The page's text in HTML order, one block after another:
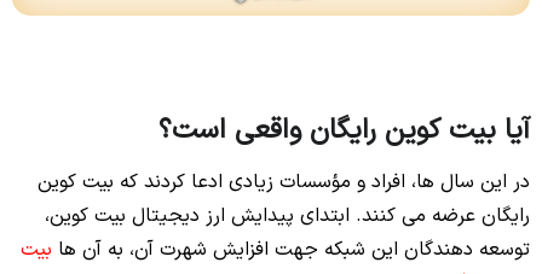
آیا بیت کوین رایگان واقعی است؟
در این سال ها، افراد و مؤسسات زیادی ادعا کردند که بیت کوین
رایگان عرضه می کنند. ابتدای پیدایش ارز دیجیتال بیت کوین،
توسعه دهندگان این شبکه جهت افزایش شهرت آن، به آن ها بیت